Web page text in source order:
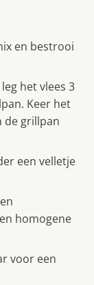
en bestrooi
het vlees 3
Keer het
de grillpan
een velletje
homogene
voor een